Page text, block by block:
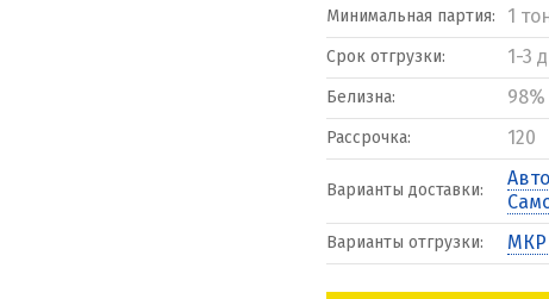
Минимальная партия: 1
Срок отгрузки: 1-3
Белизна: 98%
Рассрочка: 120
Варианты доставки:
Варианты отгрузки: МКР